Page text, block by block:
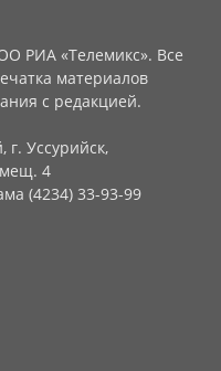
РИА «Телемикс». Все
материалов
с редакцией.
г. Уссурийск,
4
(4234) 33-93-99